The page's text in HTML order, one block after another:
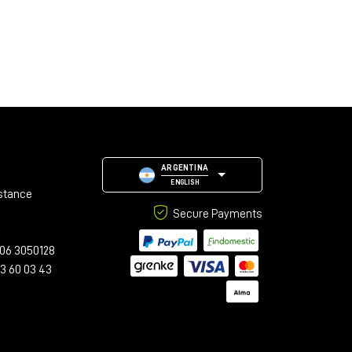
3050128
60 03 43
ARGENTINA
ENGLISH
Secure Payments